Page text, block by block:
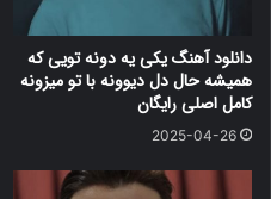
دانلود آهنگ یکی یه دونه تویی که
همیشه حال دل دیوونه با تو میزونه
کامل اصلی رایگان
2025-04-26